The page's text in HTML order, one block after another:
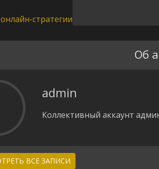
Об
admin
Коллективный аккаунт
ВСЕ ЗАПИСИ